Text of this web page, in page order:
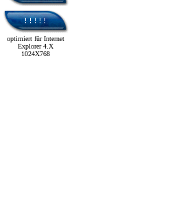
optimiert für Internet
Explorer 4.X
1024X768